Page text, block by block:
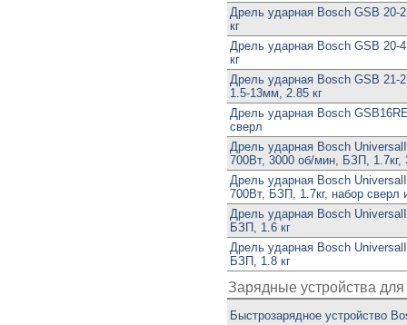
Дрель ударная Bosch GSB 20-
кг
Дрель ударная Bosch GSB 20-
кг
Дрель ударная Bosch GSB 21-
1.5-13мм, 2.85 кг
Дрель ударная Bosch
сверл
Дрель ударная Bosch
700Вт, 3000 об/мин, БЗП, 1.7кг,
Дрель ударная Bosch
700Вт, БЗП, 1.7кг, набор сверл
Дрель ударная Bosch
БЗП, 1.6 кг
Дрель ударная Bosch
БЗП, 1.8 кг
Зарядные устройства
Быстрозарядное устройство